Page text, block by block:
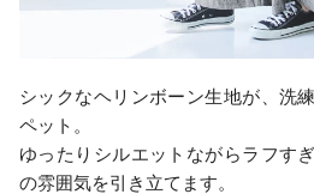
シックなヘリンボーン生地が、洗
ペット。
ゆったりシルエットながらラフす
の雰囲気を引き立てます。